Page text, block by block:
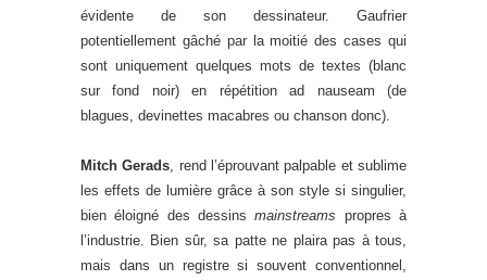
évidente de son dessinateur. Gaufrier
potentiellement gâché par la moitié des cases qui
sont uniquement quelques mots de textes (blanc
sur fond noir) en répétition ad nauseam (de
blagues, devinettes macabres ou chanson donc).
Mitch Gerads , rend l’éprouvant palpable et sublime
les effets de lumière grâce à son style si singulier,
bien éloigné des dessinsmainstreams propres à
l’industrie. Bien sûr, sa patte ne plaira pas à tous,
mais dans un registre si souvent conventionnel,